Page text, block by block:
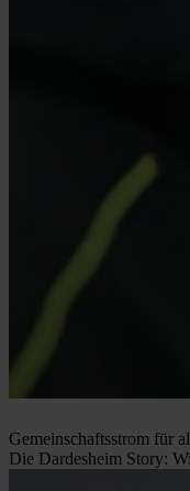
Gemeinschaftsstrom für
Die Dardesheim Story: